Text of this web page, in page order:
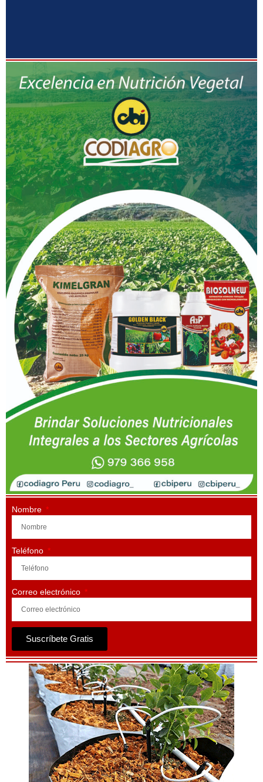
Nombre
Teléfono
Correo electrónico
Suscríbete Gratis